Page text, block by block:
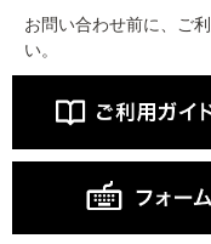
お問い合わせ前に、ご
い。